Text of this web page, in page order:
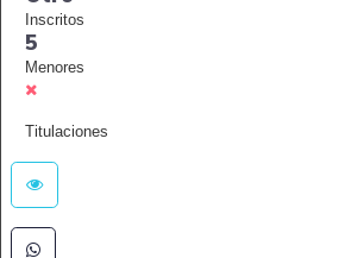
Inscritos
5
Menores
Titulaciones